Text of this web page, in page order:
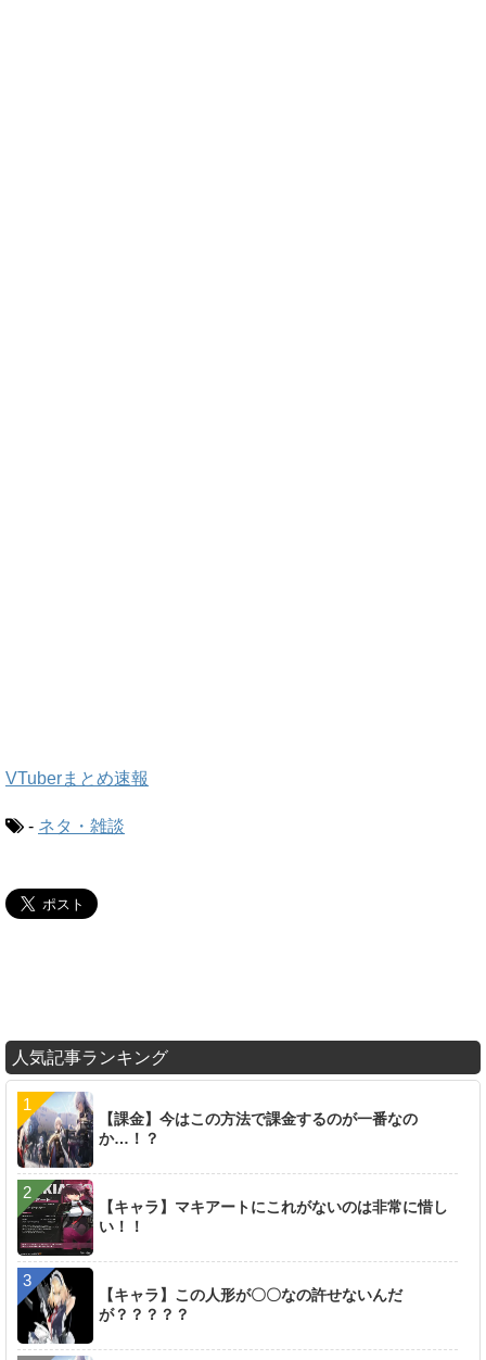
VTuberまとめ速報
- ネタ・雑談
人気記事ランキング
【課金】今はこの方法で課金するのが一番なの
か…！？
【キャラ】マキアートにこれがないのは非常に惜し
い！！
【キャラ】この人形が〇〇なの許せないんだ
が？？？？？